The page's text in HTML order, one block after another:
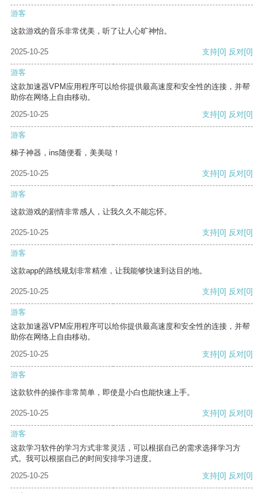
游客
这款游戏的音乐非常优美，听了让人心旷神怡。
2025-10-25 支持[0] 反对[0]
游客
这款加速器VPM应用程序可以给你提供最高速度和安全性的连接，并帮
助你在网络上自由移动。
2025-10-25
支持[0] 反对[0]
游客
梯子神器，ins随便看，美美哒！
2025-10-25 支持[0] 反对[0]
游客
这款游戏的剧情非常感人，让我久久不能忘怀。
2025-10-25 支持[0] 反对[0]
游客
这款app的路线规划非常精准，让我能够快速到达目的地。
2025-10-25 支持[0] 反对[0]
游客
这款加速器VPM应用程序可以给你提供最高速度和安全性的连接，并帮
助你在网络上自由移动。
2025-10-25
支持[0] 反对[0]
游客
这款软件的操作非常简单，即使是小白也能快速上手。
2025-10-25 支持[0] 反对[0]
游客
这款学习软件的学习方式非常灵活，可以根据自己的需求选择学习方
式。我可以根据自己的时间安排学习进度。
2025-10-25
支持[0] 反对[0]